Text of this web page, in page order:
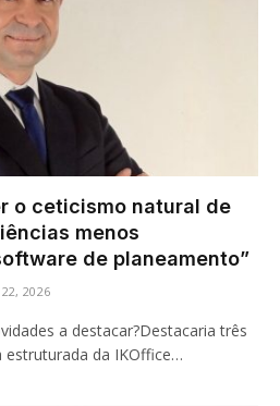
o ceticismo natural de
menos
de planeamento”
22, 2026
a destacar?Destacaria três
da IKOffice…